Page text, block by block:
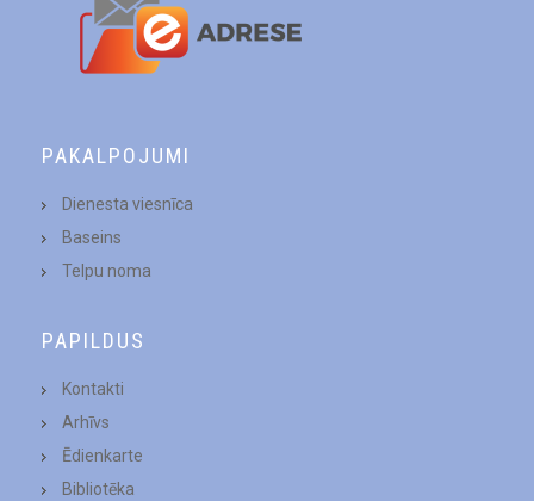
PAKALPOJUMI
Dienesta viesnīca
Baseins
Telpu noma
PAPILDUS
Kontakti
Arhīvs
Ēdienkarte
Bibliotēka